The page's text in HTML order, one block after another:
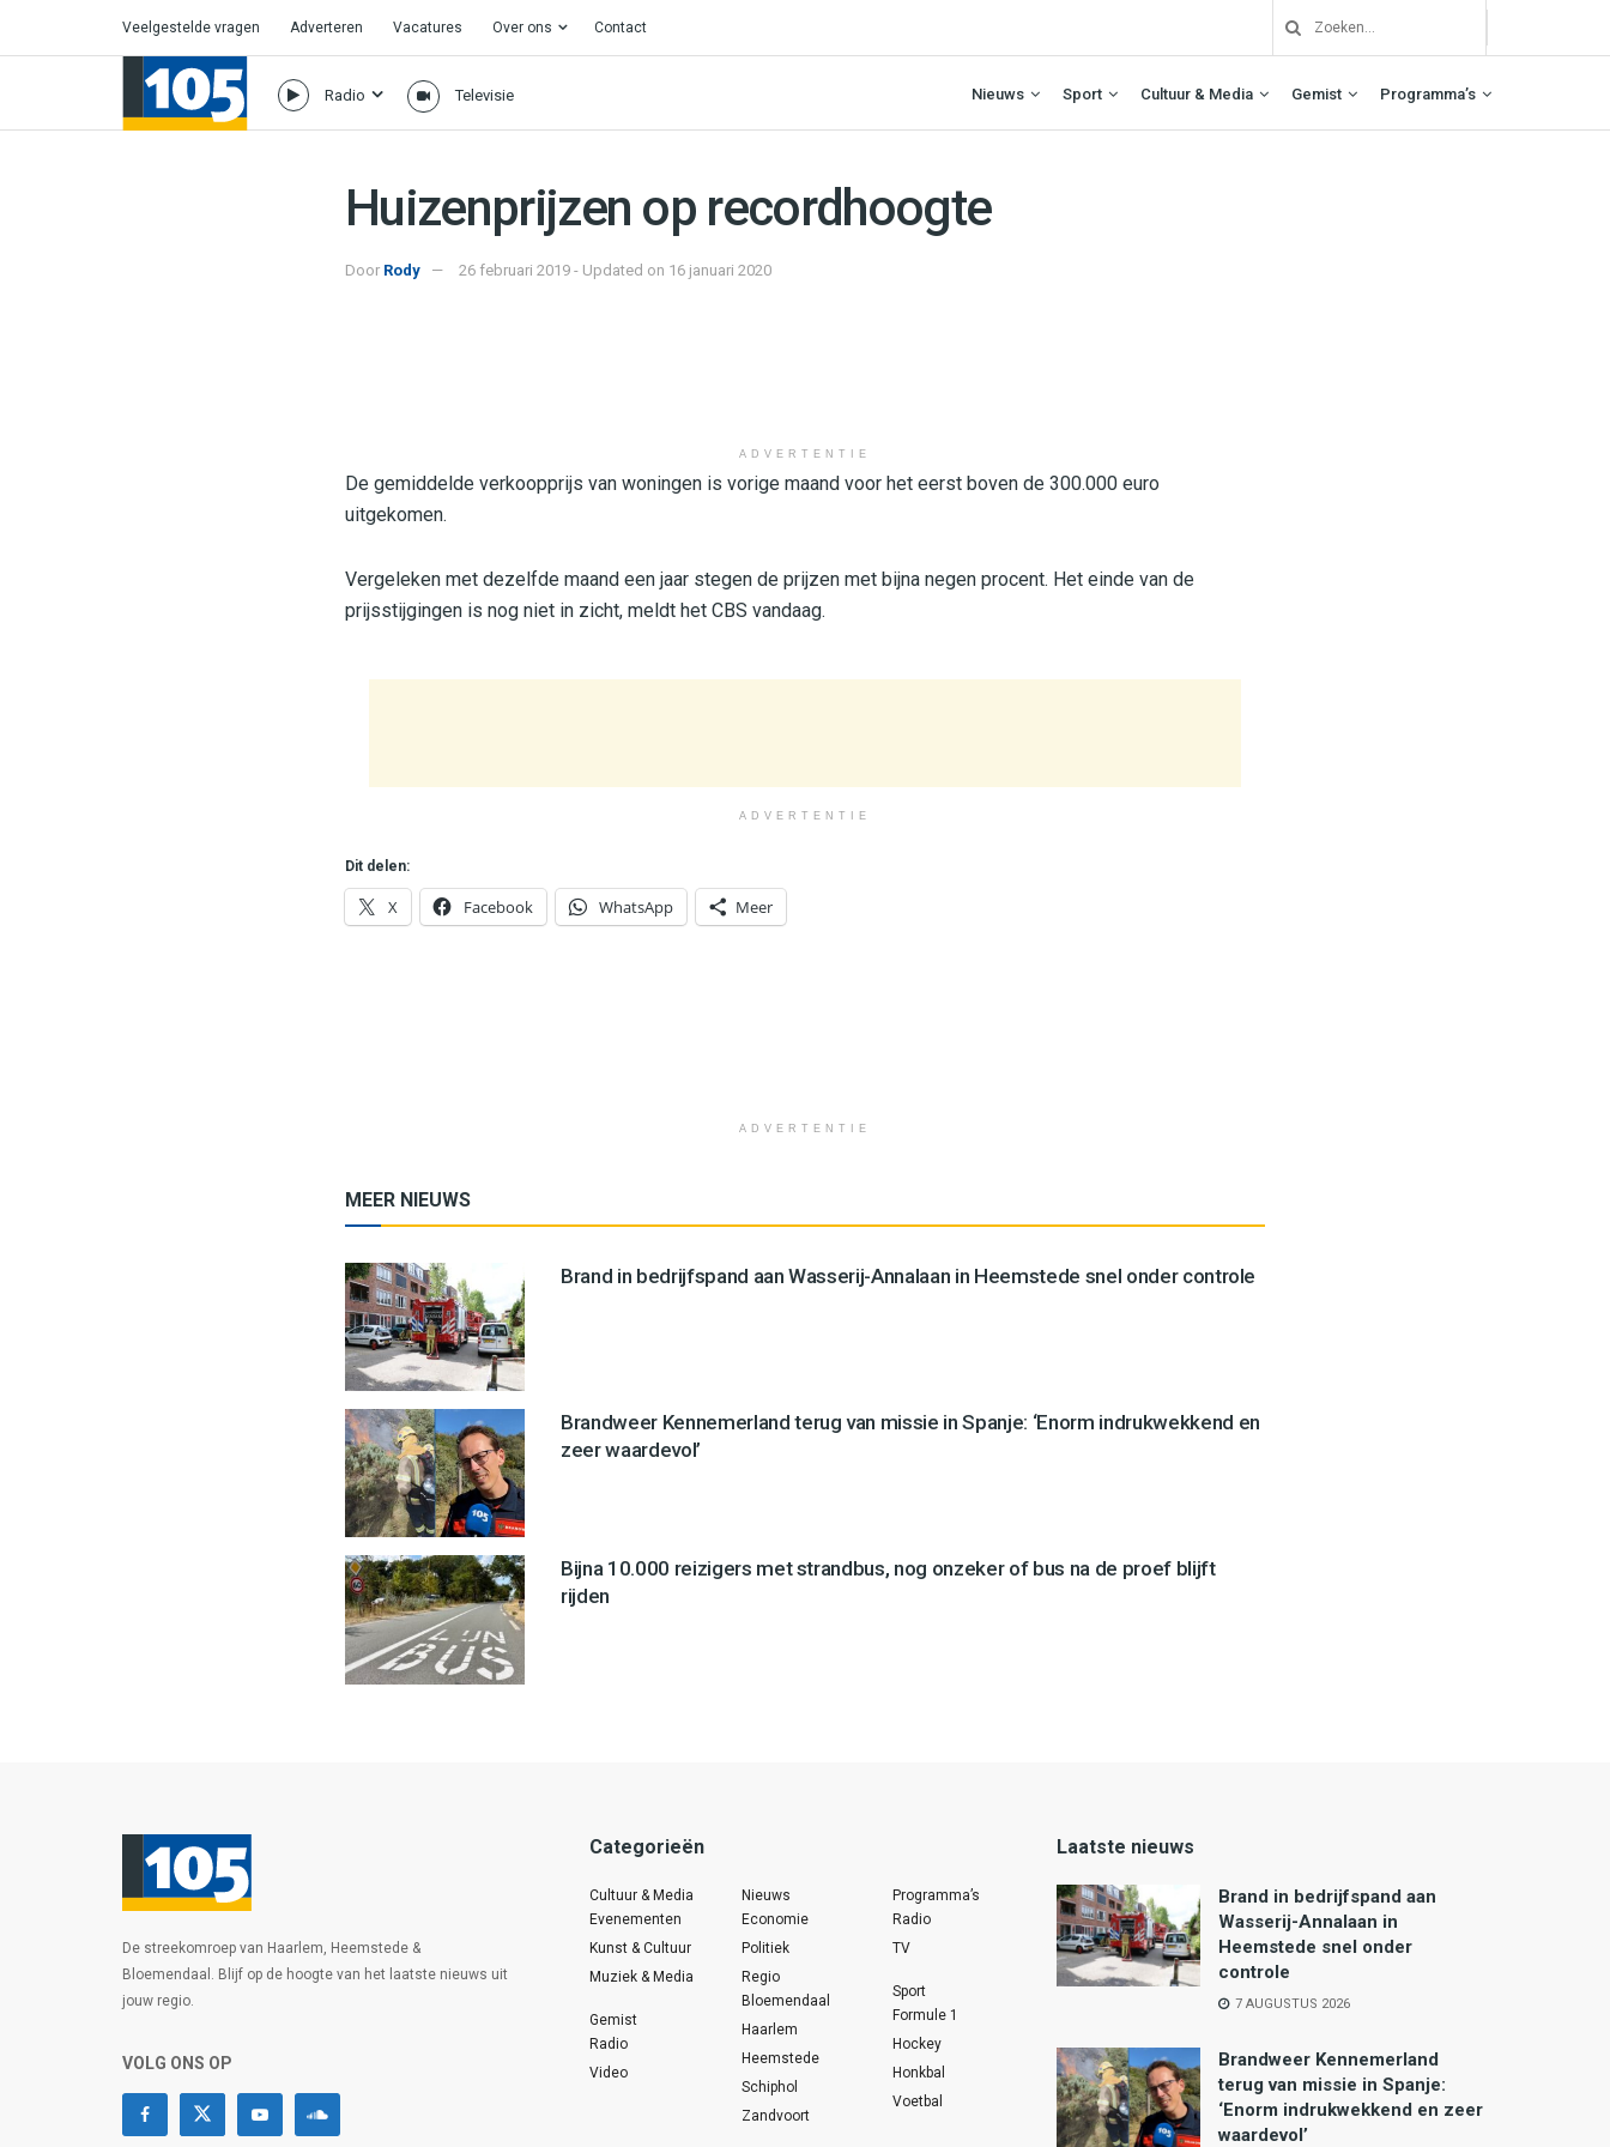
Veelgestelde vragen Adverteren Vacatures Over ons Contact
Radio Televisie Nieuws Sport Cultuur & Media Gemist Programma’s
Huizenprijzen op recordhoogte
Door Rody 26 februari 2019 - Updated on 16 januari 2020
ADVERTENTIE
De gemiddelde verkoopprijs van woningen is vorige maand voor het eerst boven de 300.000 euro
uitgekomen.
Vergeleken met dezelfde maand een jaar stegen de prijzen met bijna negen procent. Het einde van de
prijsstijgingen is nog niet in zicht, meldt het CBS vandaag.
ADVERTENTIE
Dit delen:
X Facebook WhatsApp Meer
ADVERTENTIE
MEER NIEUWS
Brand in bedrijfspand aan Wasserij-Annalaan in Heemstede snel onder controle
Brandweer Kennemerland terug van missie in Spanje: ‘Enorm indrukwekkend en
zeer waardevol’
Bijna 10.000 reizigers met strandbus, nog onzeker of bus na de proef blijft
rijden
De streekomroep van Haarlem, Heemstede &
Bloemendaal. Blijf op de hoogte van het laatste nieuws uit
jouw regio.
VOLG ONS OP
Categorieën
Cultuur & Media
Evenementen
Kunst & Cultuur
Muziek & Media
Gemist
Radio
Video
Nieuws
Economie
Politiek
Regio
Bloemendaal
Haarlem
Heemstede
Schiphol
Zandvoort
Programma’s
Radio
TV
Sport
Formule 1
Hockey
Honkbal
Voetbal
Laatste nieuws
Brand in bedrijfspand aan
Wasserij-Annalaan in
Heemstede snel onder
controle
7 AUGUSTUS 2026
Brandweer Kennemerland
terug van missie in Spanje:
‘Enorm indrukwekkend en zeer
waardevol’